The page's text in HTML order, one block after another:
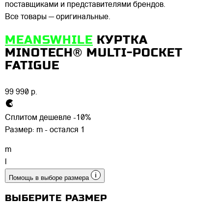
поставщиками и представителями брендов.
Все товары — оригинальные.
MEANSWHILE КУРТКА
MINOTECH® MULTI-POCKET
FATIGUE
99 990 р.
Сплитом дешевле -10%
Размер: m - остался 1
m
Помощь в выборе размера
ВЫБЕРИТЕ РАЗМЕР